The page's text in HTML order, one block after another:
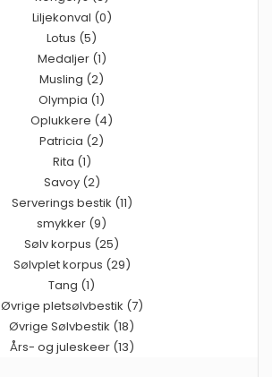
Liljekonval (0)
Lotus (5)
Medaljer (1)
Musling (2)
Olympia (1)
Oplukkere (4)
Patricia (2)
Rita (1)
Savoy (2)
Serverings bestik (11)
smykker (9)
Sølv korpus (25)
Sølvplet korpus (29)
Tang (1)
Øvrige pletsølvbestik (7)
Øvrige Sølvbestik (18)
Års- og juleskeer (13)